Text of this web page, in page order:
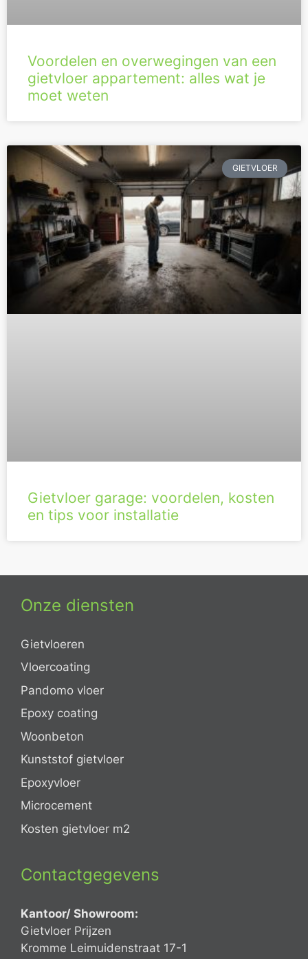
Voordelen en overwegingen van een
gietvloer appartement: alles wat je
moet weten
GIETVLOER
Gietvloer garage: voordelen, kosten
en tips voor installatie
Onze diensten
Gietvloeren
Vloercoating
Pandomo vloer
Epoxy coating
Woonbeton
Kunststof gietvloer
Epoxyvloer
Microcement
Kosten gietvloer m2
Contactgegevens
Kantoor/ Showroom:
Gietvloer Prijzen
Kromme Leimuidenstraat 17-1